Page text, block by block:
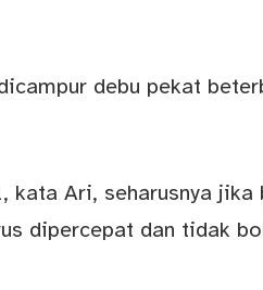
debu pekat
kata Ari, seharusnya jika
dipercepat dan tidak